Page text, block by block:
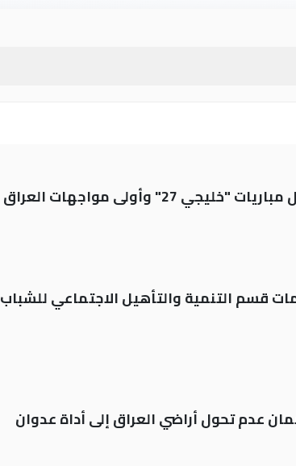
27" وأولى مواجهات العراق
قسم التنمية والتأهيل الاجتماعي للشباب
عدم تحول أراضي العراق إلى أداة عدوان